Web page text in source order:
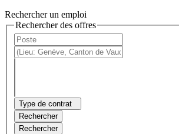
Rechercher un emploi
Rechercher des offres
Type de contrat
Rechercher
Rechercher